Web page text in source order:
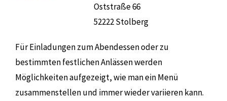
Oststraße 66
52222 Stolberg
Für Einladungen zum Abendessen oder zu
bestimmten festlichen Anlässen werden
Möglichkeiten aufgezeigt, wie man ein Menü
zusammenstellen und immer wieder variieren kann.